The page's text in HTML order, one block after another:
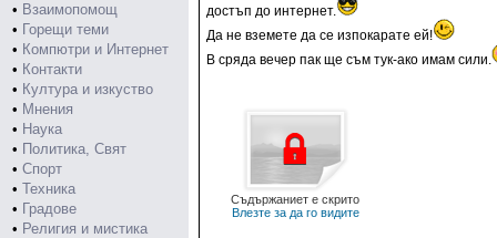
• Взаимопомощ
• Горещи теми
• Компютри и Интернет
• Контакти
• Култура и изкуство
• Мнения
• Наука
• Политика, Свят
• Спорт
• Техника
• Градове
• Религия и мистика
достъп до интернет.
Да не вземете да се изпокарате ей!
В сряда вечер пак ще съм тук-ако имам сили.
Съдържаниет е скрито
Влезте за да го видите